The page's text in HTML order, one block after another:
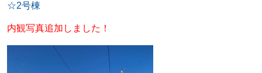
☆2号棟
内観写真追加しました！